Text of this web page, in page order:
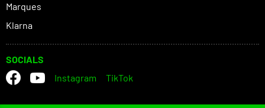
Marques
Klarna
SOCIALS
Instagram
TikTok